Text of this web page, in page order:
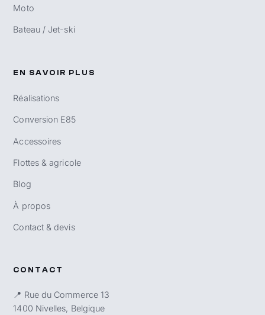
Moto
Bateau / Jet-ski
EN SAVOIR PLUS
Réalisations
Conversion E85
Accessoires
Flottes & agricole
Blog
À propos
Contact & devis
CONTACT
📍 Rue du Commerce 13
1400 Nivelles, Belgique